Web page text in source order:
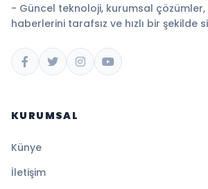
- Güncel teknoloji, kurumsal
haberlerini tarafsız ve hızlı bir şekilde
KURUMSAL
Künye
İletişim